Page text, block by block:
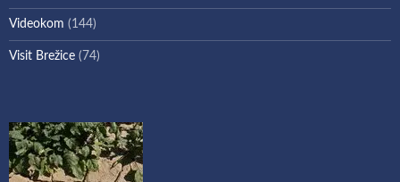
Videokom (144)
Visit Brežice (74)